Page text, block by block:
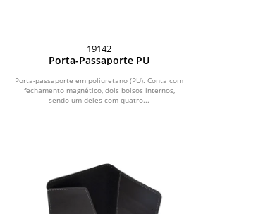
19142
Porta-Passaporte PU
Porta-passaporte em poliuretano (PU). Conta com
fechamento magnético, dois bolsos internos,
sendo um deles com quatro...